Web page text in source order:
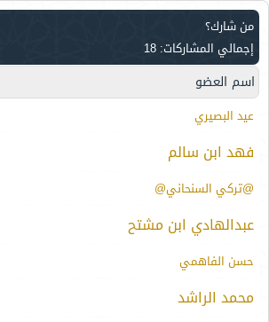
من شارك؟
إجمالي المشاركات: 18
اسم العضو
عيد البصيري
فهد ابن سالم
@تركي السنحاني@
عبدالهادي ابن مشتح
حسن الفاهمي
محمد الراشد